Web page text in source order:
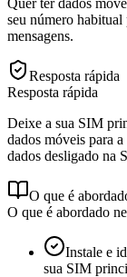
seu número habitual
mensagens.
Resposta rápida
Resposta rápida
Deixe a sua SIM
dados móveis para
dados desligado na
O que é
O que é abordado
Instale e
sua SIM